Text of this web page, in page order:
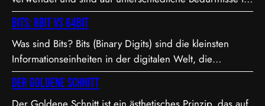
Bezug auf Qualität, Dateigröße und Bitrate abgestimmt.
Hier sind die Details zu den Formaten: 1. XAVC S-I DCI:
• Dies ist eine intraframe-Version von XAVC S, die in DCI
4K-Auflösung (4096×2160) arbeitet. “I” steht für
Intraframe, was bedeutet, dass jedes Bild einzeln…
Bits: 8bit vs 64bit
Was sind Bits? Bits (Binary Digits) sind die kleinsten
Informationseinheiten in der digitalen Welt, die
entweder den Wert 0 oder 1 annehmen können. In der
Videoproduktion, speziell bei der Farbdarstellung und
Der Goldene Schnitt